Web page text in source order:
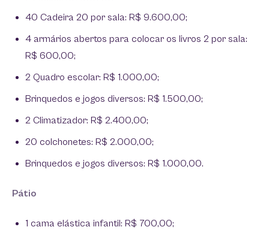
40 Cadeira 20 por sala: R$ 9.600,00;
4 armários abertos para colocar os livros 2 por sala:
R$ 600,00;
2 Quadro escolar: R$ 1.000,00;
Brinquedos e jogos diversos: R$ 1.500,00;
2 Climatizador: R$ 2.400,00;
20 colchonetes: R$ 2.000,00;
Brinquedos e jogos diversos: R$ 1.000,00.
Pátio
1 cama elástica infantil: R$ 700,00;